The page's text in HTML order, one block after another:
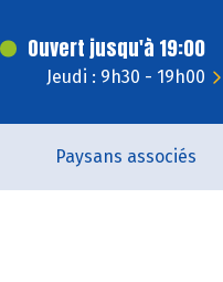
Ouvert jusqu'à 19:00
Jeudi : 9h30 - 19h00
Paysans associés